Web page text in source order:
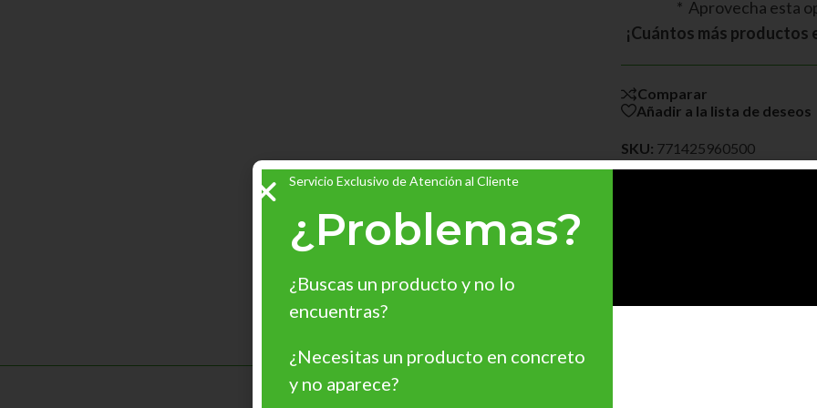
* Aprovecha esta
¡Cuántos más productos
Comparar
Añadir a la lista de deseos
SKU: 771425960500
Servicio Exclusivo de Atención al Cliente
¿Problemas?
¿Buscas un producto y no lo
encuentras?
¿Necesitas un producto en concreto
y no aparece?